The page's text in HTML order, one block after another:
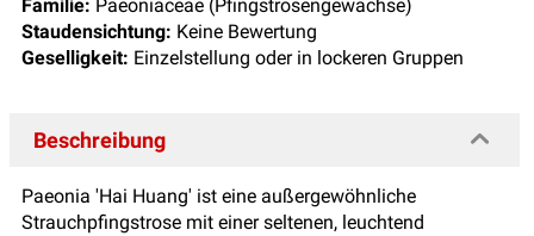
Familie: Paeoniaceae (Pfingstrosengewächse)
Staudensichtung: Keine Bewertung
Geselligkeit: Einzelstellung oder in lockeren Gruppen
Beschreibung
Paeonia 'Hai Huang' ist eine außergewöhnliche
Strauchpfingstrose mit einer seltenen, leuchtend